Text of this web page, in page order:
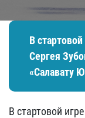
В
Сергея
«Салавату
В стартовой